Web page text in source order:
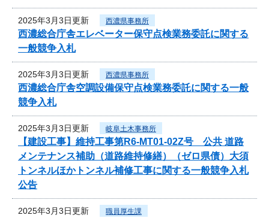
2025年3月3日更新 西濃県事務所
西濃総合庁舎エレベーター保守点検業務委託に関する
一般競争入札
2025年3月3日更新 西濃県事務所
西濃総合庁舎空調設備保守点検業務委託に関する一般
競争入札
2025年3月3日更新 岐阜土木事務所
【建設工事】維持工事第R6-MT01-02Z号 公共 道路
メンテナンス補助（道路維持修繕）（ゼロ県債）大須
トンネルほかトンネル補修工事に関する一般競争入札
公告
2025年3月3日更新 職員厚生課